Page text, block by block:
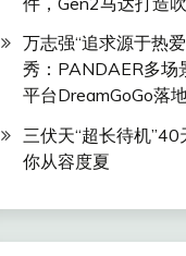
万志强“追求源于热
秀：PANDAER多场
平台DreamGoGo落
三伏天“超长待机
你从容度夏